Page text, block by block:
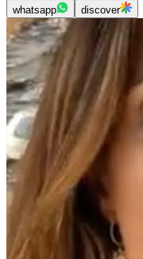
whatsapp discover